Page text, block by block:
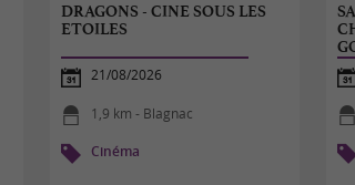
DRAGONS - CINE SOUS LES
ETOILES
21/08/2026
1,9 km - Blagnac
Cinéma